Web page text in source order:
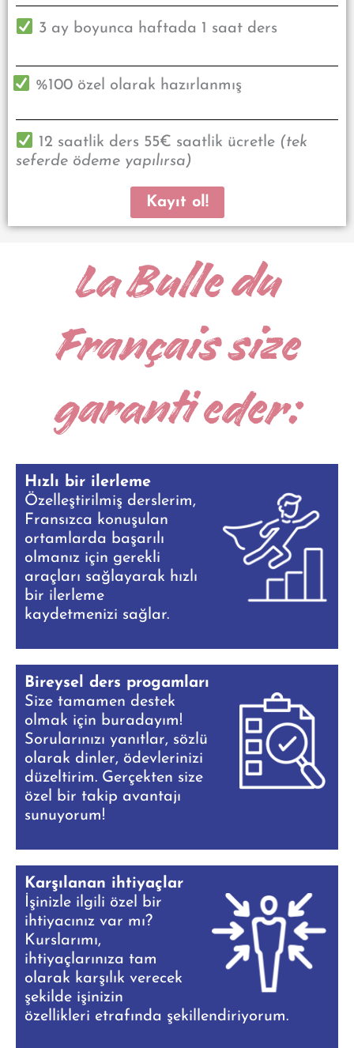
3 ay boyunca haftada 1 saat ders
%100 özel olarak hazırlanmış
12 saatlik ders 55€ saatlik ücretle (tek
seferde ödeme yapılırsa)
Kayıt ol!
La Bulle du
Français size
garanti eder:
Hızlı bir ilerleme
Özelleştirilmiş derslerim,
Fransızca konuşulan
ortamlarda başarılı
olmanız için gerekli
araçları sağlayarak hızlı
bir ilerleme
kaydetmenizi sağlar.
Bireysel ders progamları
Size tamamen destek
olmak için buradayım!
Sorularınızı yanıtlar, sözlü
olarak dinler, ödevlerinizi
düzeltirim. Gerçekten size
özel bir takip avantajı
sunuyorum!
Karşılanan ihtiyaçlar
İşinizle ilgili özel bir
ihtiyacınız var mı?
Kurslarımı,
ihtiyaçlarınıza tam
olarak karşılık verecek
şekilde işinizin
özellikleri etrafında şekillendiriyorum.